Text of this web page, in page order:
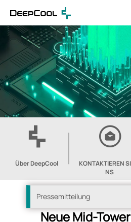
Über DeepCool
KONTAKTIEREN
NS
Pressemitteilung
Neue Mid-